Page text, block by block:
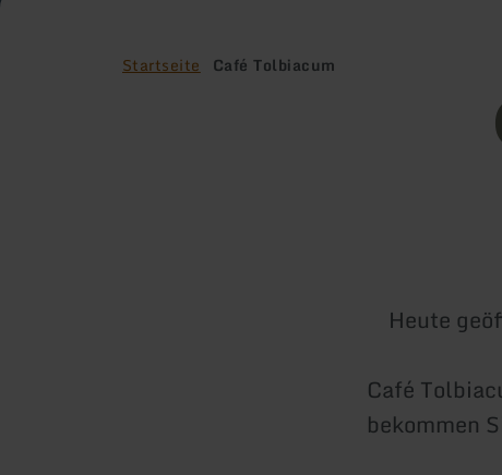
Startseite Café Tolbiacum
Heute
Café
bekommen